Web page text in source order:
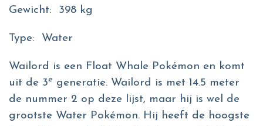
Gewicht: 398 kg
Type: Water
Wailord is een Float Whale Pokémon en komt
uit de 3e generatie. Wailord is met 14.5 meter
de nummer 2 op deze lijst, maar hij is wel de
grootste Water Pokémon. Hij heeft de hoogste